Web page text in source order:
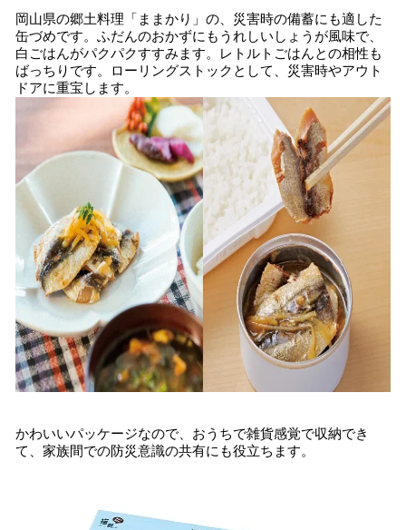
岡山県の郷土料理「ままかり」の、災害時の備蓄にも適した
缶づめです。ふだんのおかずにもうれしいしょうが風味で、
白ごはんがパクパクすすみます。レトルトごはんとの相性も
ばっちりです。ローリングストックとして、災害時やアウト
ドアに重宝します。
かわいいパッケージなので、おうちで雑貨感覚で収納でき
て、家族間での防災意識の共有にも役立ちます。